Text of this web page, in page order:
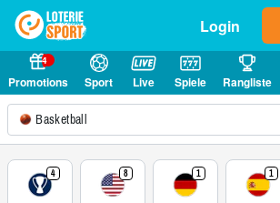
Login
4
Promotions Sport Live Spiele Rangliste
Basketball
4 8 1 1